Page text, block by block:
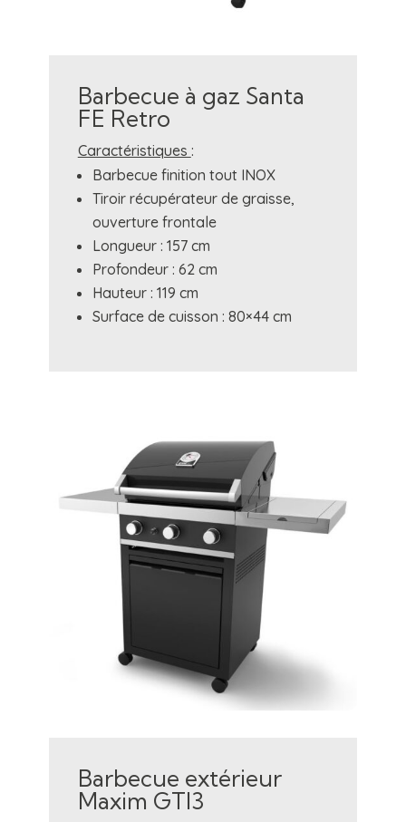
Barbecue à gaz Santa
FE Retro
Caractéristiques :
Barbecue finition tout INOX
Tiroir récupérateur de graisse,
ouverture frontale
Longueur : 157 cm
Profondeur : 62 cm
Hauteur : 119 cm
Surface de cuisson : 80×44 cm
Barbecue extérieur
Maxim GTI3